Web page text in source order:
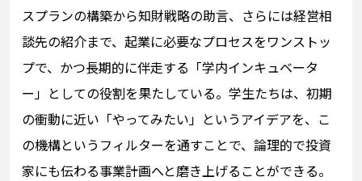
スプランの構築から知財戦略の助言、さらには経営相
談先の紹介まで、起業に必要なプロセスをワンストッ
プで、かつ長期的に伴走する「学内インキュベータ
ー」としての役割を果たしている。学生たちは、初期
の衝動に近い「やってみたい」というアイデアを、こ
の機構というフィルターを通すことで、論理的で投資
家にも伝わる事業計画へと磨き上げることができる。